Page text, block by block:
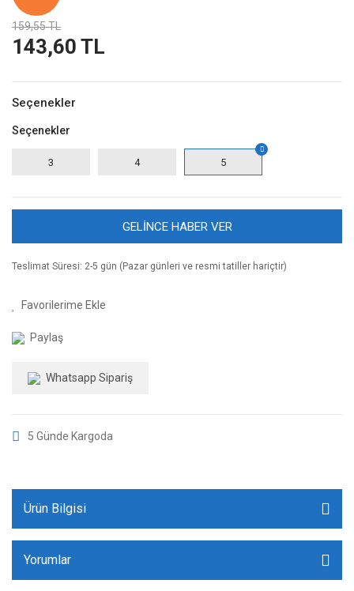
159,55 TL
143,60 TL
Seçenekler
Seçenekler
3 4 5
GELİNCE HABER VER
Teslimat Süresi: 2-5 gün (Pazar günleri ve resmi tatiller hariçtir)
Paylaş
Whatsapp Sipariş
5 Günde Kargoda
Ürün Bilgisi
Yorumlar